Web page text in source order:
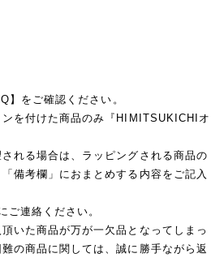
】をご確認ください。
を付けた商品のみ『HIMITSUKICHIオ
れる場合は、ラッピングされる商品の
備考欄」におまとめする内容をご記入
ご連絡ください。
いた商品が万が一欠品となってしまっ
の商品に関しては、誠に勝手ながら返